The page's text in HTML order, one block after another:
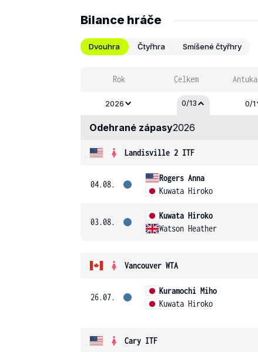
Bilance hráče
Dvouhra Čtyřhra Smíšené čtyřhry
Rok Celkem Antuka
2026 0/13 0/1
Odehrané zápasy2026
Landisville 2 ITF
04.08.
Rogers Anna
Kuwata Hiroko
03.08.
Kuwata Hiroko
Watson Heather
Vancouver WTA
26.07.
Kuramochi Miho
Kuwata Hiroko
Cary ITF